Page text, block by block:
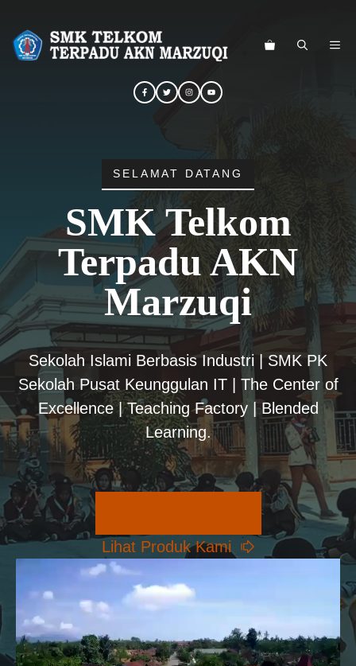
SELAMAT DATANG
SMK Telkom
Terpadu AKN
Marzuqi
Sekolah Islami Berbasis Industri | SMK PK
Sekolah Pusat Keunggulan IT | The Center of
Excellence | Teaching Factory | Blended
Learning.
Lihat Produk Kami